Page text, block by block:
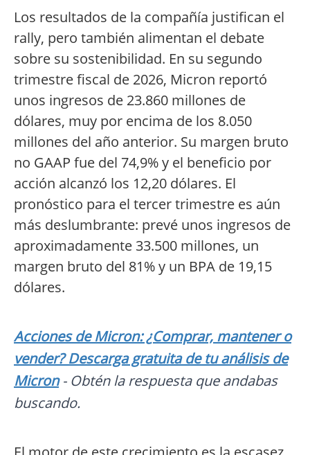
Los resultados de la compañía justifican el
rally, pero también alimentan el debate
sobre su sostenibilidad. En su segundo
trimestre fiscal de 2026, Micron reportó
unos ingresos de 23.860 millones de
dólares, muy por encima de los 8.050
millones del año anterior. Su margen bruto
no GAAP fue del 74,9% y el beneficio por
acción alcanzó los 12,20 dólares. El
pronóstico para el tercer trimestre es aún
más deslumbrante: prevé unos ingresos de
aproximadamente 33.500 millones, un
margen bruto del 81% y un BPA de 19,15
dólares.
Acciones de Micron: ¿Comprar, mantener o
vender? Descarga gratuita de tu análisis de
Micron- Obtén la respuesta que andabas
buscando.